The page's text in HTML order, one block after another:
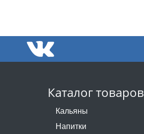
Каталог товаров
Кальяны
Напитки